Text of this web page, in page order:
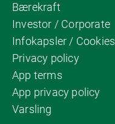
Bærekraft
Investor / Corporate
Infokapsler / Cookies
Privacy policy
App terms
App privacy policy
Varsling